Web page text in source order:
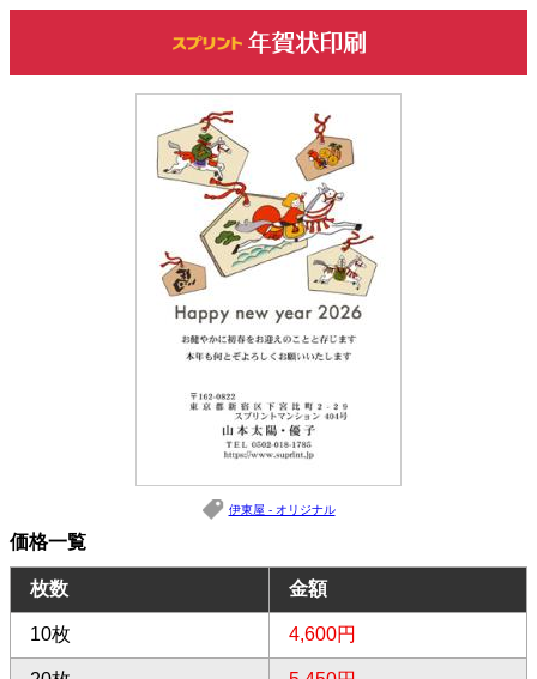
伊東屋 - オリジナル
価格一覧
枚数 金額
10枚 4,600円